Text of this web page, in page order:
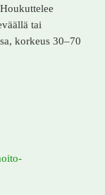
tai
korkeus 30–70